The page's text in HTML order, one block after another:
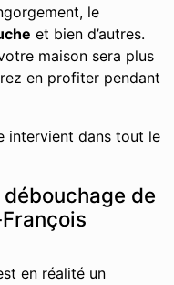
le
et bien d’autres.
maison sera plus
en profiter pendant
intervient dans tout le
de
en réalité un